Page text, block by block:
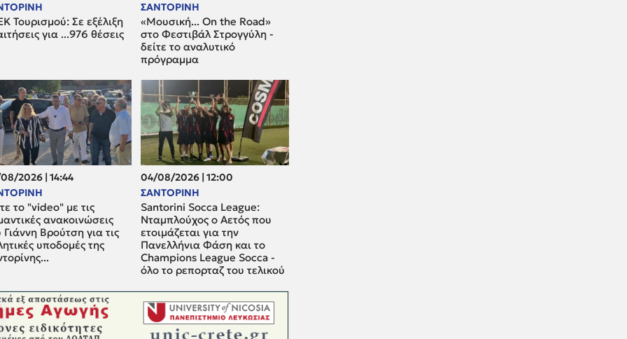
Τουρισμού: Σε εξέλιξη
για ...976 θέσεις
ΣΑΝΤΟΡΙΝΗ
«Μουσική... On the Road»
στο Φεστιβάλ Στρογγύλη -
δείτε το αναλυτικό
πρόγραμμα
2026 | 14:44
το "video" με τις
ανακοινώσεις
Γιάννη Βρούτση για τις
υποδομές της
04/08/2026 | 12:00
ΣΑΝΤΟΡΙΝΗ
Santorini Socca League:
Νταμπλούχος ο Αετός που
ετοιμάζεται για την
Πανελλήνια Φάση και το
Champions League Socca -
όλο το ρεπορταζ του τελικού